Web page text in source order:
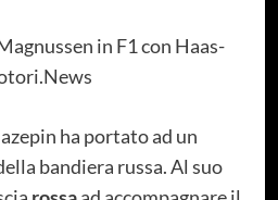
in F1 con Haas-
ha portato ad un
bandiera russa. Al suo